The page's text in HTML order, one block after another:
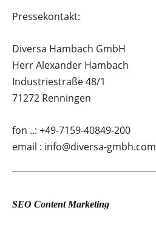
Pressekontakt:
Diversa Hambach GmbH
Herr Alexander Hambach
Industriestraße 48/1
71272 Renningen
fon ..: +49-7159-40849-200
email : info@diversa-gmbh.com
SEO Content Marketing